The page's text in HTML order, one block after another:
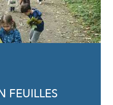
FEUILLES